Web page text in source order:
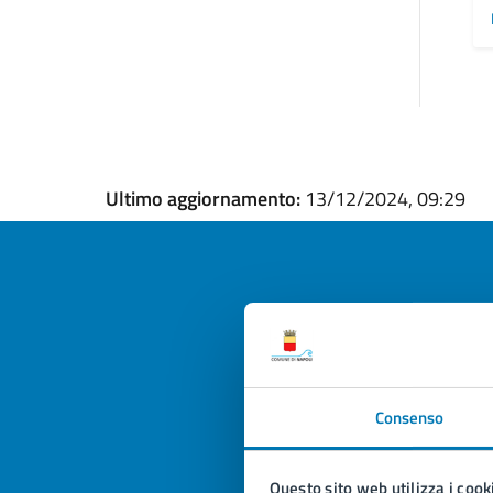
Consenso
Ultimo aggiornamento: 13/12/2024, 09:29
Valuta